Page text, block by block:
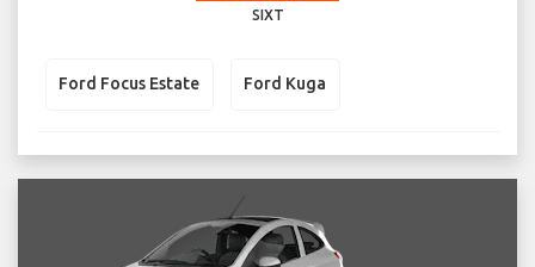
SIXT
Ford Focus Estate Ford Kuga